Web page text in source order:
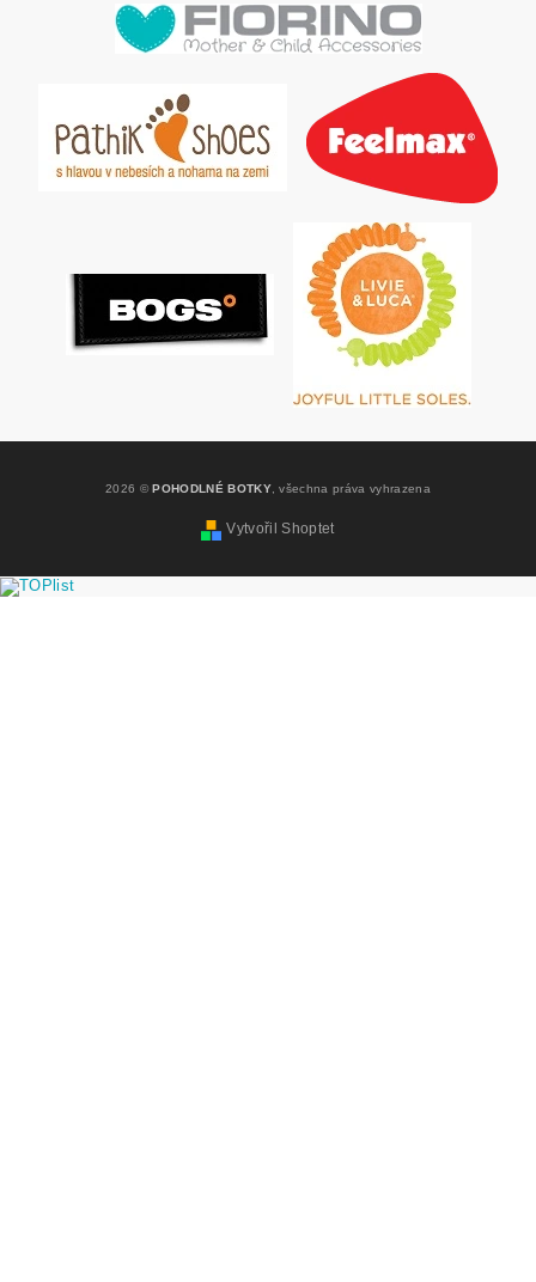
2026 ©POHODLNÉ BOTKY, všechna práva vyhrazena
Vytvořil Shoptet